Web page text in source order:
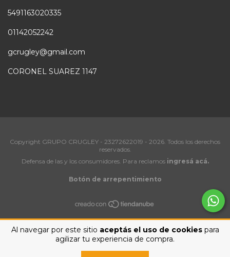
Al navegar por este sitio aceptás el uso de cookiespara
agilizar tu experiencia de compra.
5491163020335
01142052242
gcrugley@gmail.com
CORONEL SUAREZ 1147
Copyright GRUPO CRUGLEY - 23272622019 - 2026. Todos los derechos
reservados.
Defensa de las y los consumidores. Para reclamos ingresá acá.
Botón de arrepentimiento